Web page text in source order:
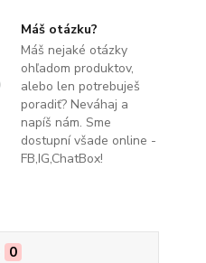
Máš otázku?
Máš nejaké otázky
ohľadom produktov,
alebo len potrebuješ
poradiť? Neváhaj a
napíš nám. Sme
dostupní všade online -
FB,IG,ChatBox!
0